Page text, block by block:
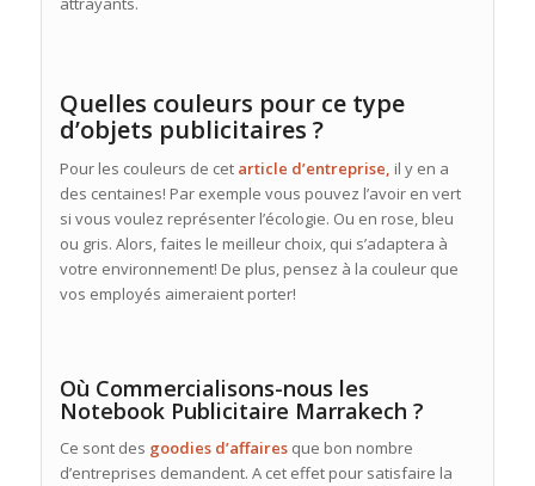
Quelles couleurs pour ce type
d’objets publicitaires ?
Pour les couleurs de cet article d’entreprise, il y en a
des centaines! Par exemple vous pouvez l’avoir en vert
si vous voulez représenter l’écologie. Ou en rose, bleu
ou gris. Alors, faites le meilleur choix, qui s’adaptera à
votre environnement! De plus, pensez à la couleur que
vos employés aimeraient porter!
Où Commercialisons-nous les
Notebook Publicitaire Marrakech ?
Ce sont des goodies d’affairesque bon nombre
d’entreprises demandent. A cet effet pour satisfaire la